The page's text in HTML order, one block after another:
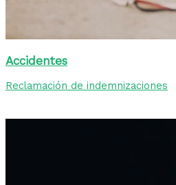
Accidentes
Reclamación de indemnizaciones